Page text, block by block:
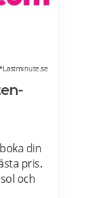
din
pris.
och